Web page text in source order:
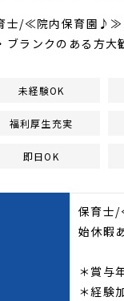
士/≪院内保育園♪≫
ブランクのある方大
未経験OK
福利厚生充実
即日OK
保育士
始休暇
＊賞与
＊経験